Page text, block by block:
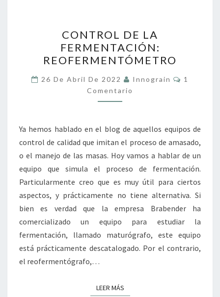
DE
LA
FERMENTACIÓN:
REOFERMENTÓMETRO
CONTROL DE LA
FERMENTACIÓN:
REOFERMENTÓMETRO
26 De Abril De 2022 Innograin
1
Comentario
Ya hemos hablado en el blog de aquellos equipos de
control de calidad que imitan el proceso de amasado,
o el manejo de las masas. Hoy vamos a hablar de un
equipo que simula el proceso de fermentación.
Particularmente creo que es muy útil para ciertos
aspectos, y prácticamente no tiene alternativa. Si
bien es verdad que la empresa Brabender ha
comercializado un equipo para estudiar la
fermentación, llamado maturógrafo, este equipo
está prácticamente descatalogado. Por el contrario,
el reofermentógrafo,…
LEER MÁSLEER MÁS